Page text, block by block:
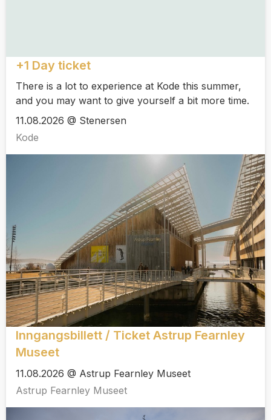
+1 Day ticket
There is a lot to experience at Kode this summer,
and you may want to give yourself a bit more time.
11.08.2026 @ Stenersen
Kode
Inngangsbillett / Ticket Astrup Fearnley
Museet
11.08.2026 @ Astrup Fearnley Museet
Astrup Fearnley Museet